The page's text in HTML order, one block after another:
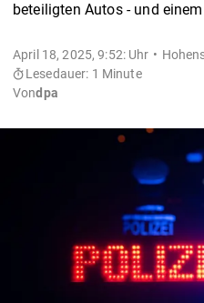
beteiligten Autos - und
April 18, 2025, 9:52: Uhr
Lesedauer: 1 Minute
Vondpa